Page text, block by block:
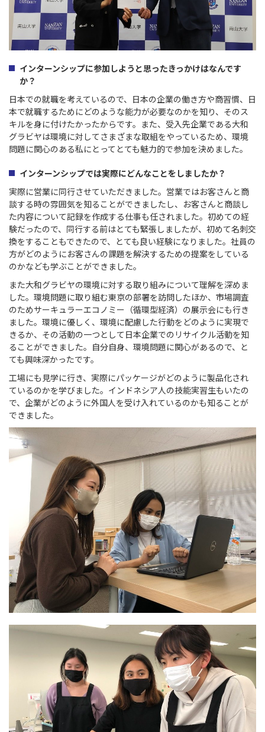
インターンシップに参加しようと思ったきっかけはなんです
か？
日本での就職を考えているので、日本の企業の働き方や商習慣、日
本で就職するためにどのような能力が必要なのかを知り、そのス
キルを身に付けたかったからです。また、受入先企業である大和
グラビヤは環境に対してさまざまな取組をやっているため、環境
問題に関心のある私にとってとても魅力的で参加を決めました。
インターンシップでは実際にどんなことをしましたか？
実際に営業に同行させていただきました。営業ではお客さんと商
談する時の雰囲気を知ることができましたし、お客さんと商談し
た内容について記録を作成する仕事も任されました。初めての経
験だったので、同行する前はとても緊張しましたが、初めて名刺交
換をすることもできたので、とても良い経験になりました。社員の
方がどのようにお客さんの課題を解決するための提案をしている
のかなども学ぶことができました。
また大和グラビヤの環境に対する取り組みについて理解を深めま
した。環境問題に取り組む東京の部署を訪問したほか、市場調査
のためサーキュラーエコノミー（循環型経済）の展示会にも行き
ました。環境に優しく、環境に配慮した行動をどのように実現で
きるか、その活動の一つとして日本企業でのリサイクル活動を知
ることができました。自分自身、環境問題に関心があるので、と
ても興味深かったです。
工場にも見学に行き、実際にパッケージがどのように製品化され
ているのかを学びました。インドネシア人の技能実習生もいたの
で、企業がどのように外国人を受け入れているのかも知ることが
できました。